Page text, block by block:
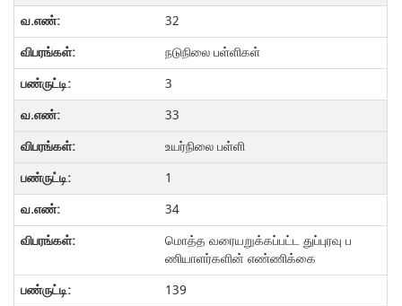
32
நடுநிலை பள்ளிகள்
3
33
உயர்நிலை பள்ளி
1
34
மொத்த வரையறுக்கப்பட்ட துப்புரவு ப
ணியாளர்களின் எண்ணிக்கை
139